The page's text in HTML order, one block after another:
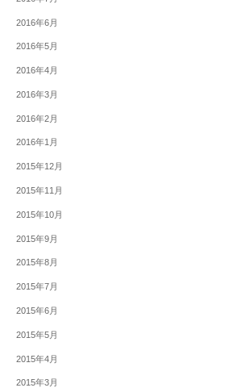
2016年6月
2016年5月
2016年4月
2016年3月
2016年2月
2016年1月
2015年12月
2015年11月
2015年10月
2015年9月
2015年8月
2015年7月
2015年6月
2015年5月
2015年4月
2015年3月